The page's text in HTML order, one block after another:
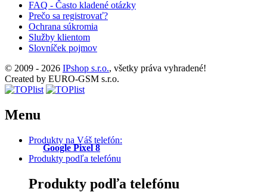
FAQ - Často kladené otázky
Prečo sa registrovať?
Ochrana súkromia
Služby klientom
Slovníček pojmov
© 2009 - 2026 IPshop s.r.o., všetky práva vyhradené!
Created by EURO-GSM s.r.o.
Menu
Produkty na Váš telefón:
Google Pixel 8
Produkty podľa telefónu
Produkty podľa telefónu